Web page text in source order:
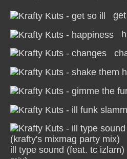
get
ill type sound (feat. tc